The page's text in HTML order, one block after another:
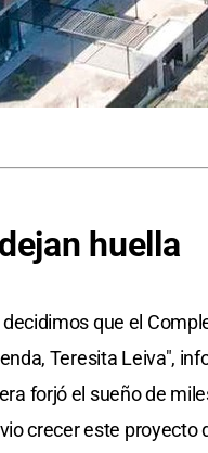
huella
que el
Teresita Leiva",
forjó el sueño de
crecer este